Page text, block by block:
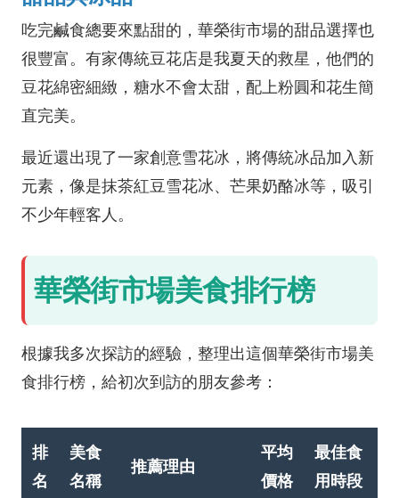
吃完鹹食總要來點甜的，華榮街市場的甜品選擇也
很豐富。有家傳統豆花店是我夏天的救星，他們的
豆花綿密細緻，糖水不會太甜，配上粉圓和花生簡
直完美。
最近還出現了一家創意雪花冰，將傳統冰品加入新
元素，像是抹茶紅豆雪花冰、芒果奶酪冰等，吸引
不少年輕客人。
華榮街市場美食排行榜
根據我多次探訪的經驗，整理出這個華榮街市場美
食排行榜，給初次到訪的朋友參考：
排
名
美食
名稱
推薦理由
平均
價格
最佳食
用時段